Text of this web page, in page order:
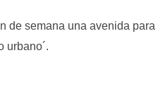
de semana una avenida para
urbano´.